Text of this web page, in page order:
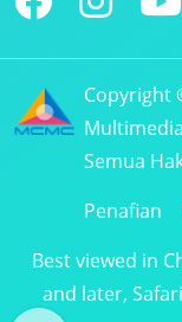
Copyright
Semua
Penafian
Best viewed in
and later,